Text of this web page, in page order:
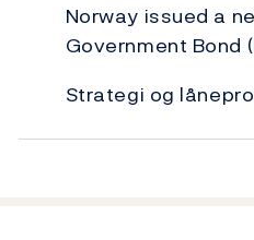
Norway issued a
Government Bond
Strategi og